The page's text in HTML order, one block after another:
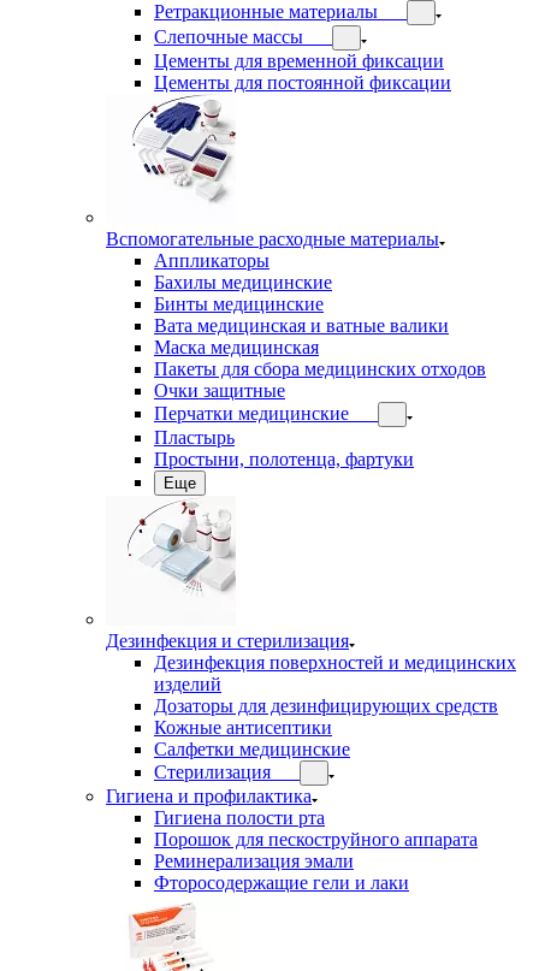
Ретракционные материалы
Слепочные массы
Цементы для временной фиксации
Цементы для постоянной фиксации
Вспомогательные расходные материалы
Аппликаторы
Бахилы медицинские
Бинты медицинские
Вата медицинская и ватные валики
Маска медицинская
Пакеты для сбора медицинских отходов
Очки защитные
Перчатки медицинские
Пластырь
Простыни, полотенца, фартуки
Еще
Дезинфекция и стерилизация
Дезинфекция поверхностей и медицинских
изделий
Дозаторы для дезинфицирующих средств
Кожные антисептики
Салфетки медицинские
Стерилизация
Гигиена и профилактика
Гигиена полости рта
Порошок для пескоструйного аппарата
Реминерализация эмали
Фторосодержащие гели и лаки